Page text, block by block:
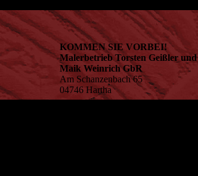
KOMMEN SIE VORBEI!
Malerbetrieb Torsten Geißler und
Maik Weinrich GbR
Am Schanzenbach 65
04746 Hartha